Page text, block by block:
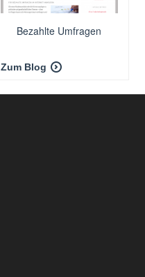
Bezahlte Umfragen
Zum Blog